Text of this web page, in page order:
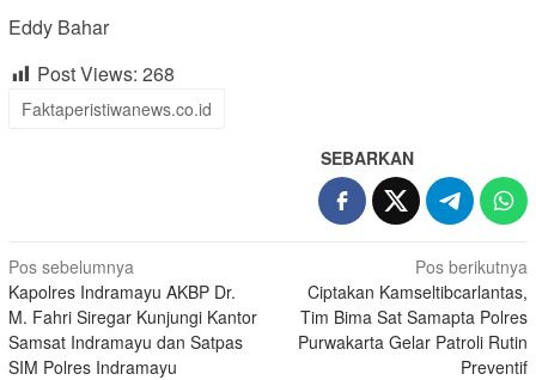
Eddy Bahar
Post Views: 268
Faktaperistiwanews.co.id
SEBARKAN
Navigasi
pos
Pos sebelumnya
Kapolres Indramayu AKBP Dr.
M. Fahri Siregar Kunjungi Kantor
Samsat Indramayu dan Satpas
SIM Polres Indramayu
Pos berikutnya
Ciptakan Kamseltibcarlantas,
Tim Bima Sat Samapta Polres
Purwakarta Gelar Patroli Rutin
Preventif